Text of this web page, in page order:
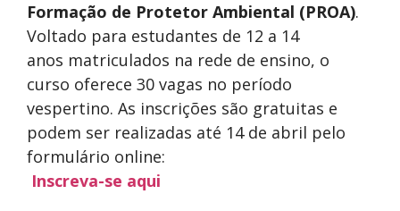
Formação de Protetor Ambiental (PROA).
Voltado para estudantes de 12 a 14
anos matriculados na rede de ensino, o
curso oferece 30 vagas no período
vespertino. As inscrições são gratuitas e
podem ser realizadas até 14 de abril pelo
formulário online:
Inscreva-se aqui